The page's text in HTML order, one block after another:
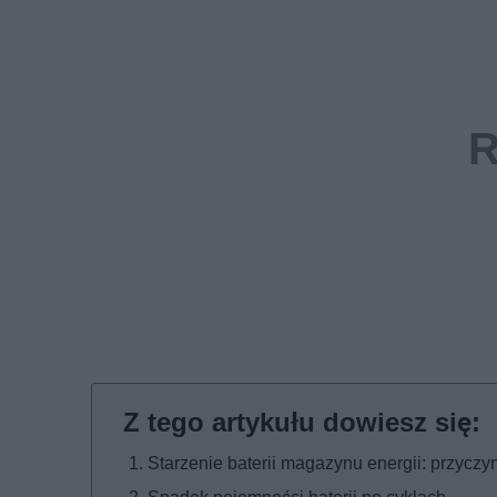
Starzenie baterii magazynu energii: